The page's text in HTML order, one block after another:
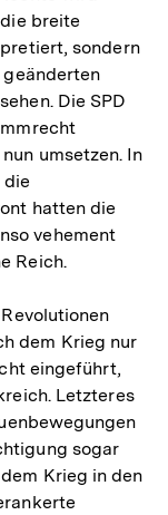
breite
sondern
geänderten
Die SPD
umsetzen. In
die
hatten die
vehement
Reich.
dem Krieg nur
eingeführt,
Letzteres
sogar
Krieg in den